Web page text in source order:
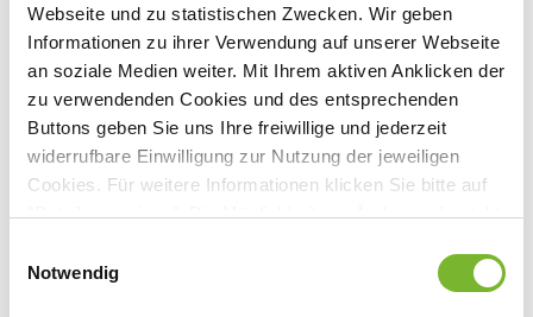
Webseite und zu statistischen Zwecken. Wir geben
Informationen zu ihrer Verwendung auf unserer Webseite
an soziale Medien weiter. Mit Ihrem aktiven Anklicken der
zu verwendenden Cookies und des entsprechenden
Buttons geben Sie uns Ihre freiwillige und jederzeit
widerrufbare Einwilligung zur Nutzung der jeweiligen
Cookies. Für weitere Informationen klicken Sie bitte auf
"Details anzeigen". Die Möglichkeit zur Änderung besteht
Datenschutzerklärung
Notwendig